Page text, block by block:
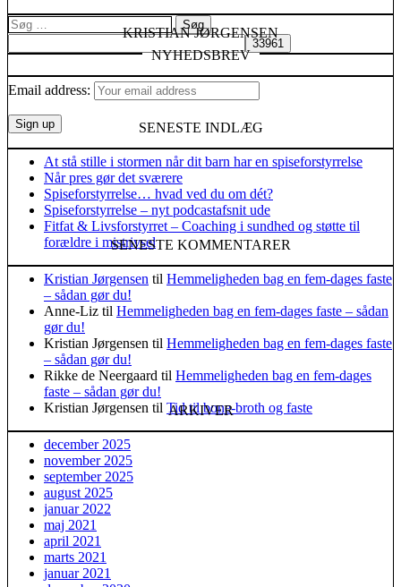
Søg
efter:
KRISTIAN JØRGENSEN
NYHEDSBREV
Email address:
SENESTE INDLÆG
At stå stille i stormen når dit barn har en spiseforstyrrelse
Når pres gør det sværere
Spiseforstyrrelse… hvad ved du om dét?
Spiseforstyrrelse – nyt podcastafsnit ude
Fitfat & Livsforstyrret – Coaching i sundhed og støtte til
forældre i mistrivselSENESTE KOMMENTARER
Kristian Jørgensen til Hemmeligheden bag en fem-dages faste
– sådan gør du!
Anne-Liz til Hemmeligheden bag en fem-dages faste – sådan
gør du!
Kristian Jørgensen til Hemmeligheden bag en fem-dages faste
– sådan gør du!
Rikke de Neergaard til Hemmeligheden bag en fem-dages
faste – sådan gør du!
Kristian Jørgensen til Tid til bone-broth og faste
ARKIVER
december 2025
november 2025
september 2025
august 2025
januar 2022
maj 2021
april 2021
marts 2021
januar 2021